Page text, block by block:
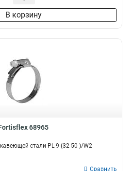
В корзину
68965
стали PL-9 (32-50 )/W2
Сравнить